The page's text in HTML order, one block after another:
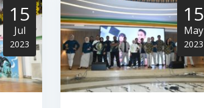
15
Jul
2023
15
May
2023